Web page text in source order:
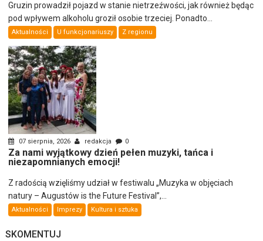
Gruzin prowadził pojazd w stanie nietrzeźwości, jak również będąc
pod wpływem alkoholu groził osobie trzeciej. Ponadto...
Aktualności U funkcjonariuszy Z regionu
07 sierpnia, 2026 redakcja 0
Za nami wyjątkowy dzień pełen muzyki, tańca i
niezapomnianych emocji!
Z radością wzięliśmy udział w festiwalu „Muzyka w objęciach
natury – Augustów is the Future Festival”,...
Aktualności Imprezy Kultura i sztuka
SKOMENTUJ